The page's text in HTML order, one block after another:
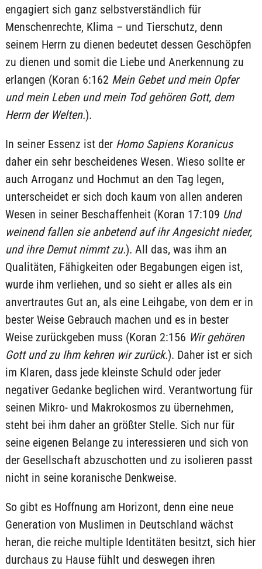
engagiert sich ganz selbstverständlich für
Menschenrechte, Klima – und Tierschutz, denn
seinem Herrn zu dienen bedeutet dessen Geschöpfen
zu dienen und somit die Liebe und Anerkennung zu
erlangen (Koran 6:162 Mein Gebet und mein Opfer
und mein Leben und mein Tod gehören Gott, dem
Herrn der Welten.).
In seiner Essenz ist der Homo Sapiens Koranicus
daher ein sehr bescheidenes Wesen. Wieso sollte er
auch Arroganz und Hochmut an den Tag legen,
unterscheidet er sich doch kaum von allen anderen
Wesen in seiner Beschaffenheit (Koran 17:109 Und
weinend fallen sie anbetend auf ihr Angesicht nieder,
und ihre Demut nimmt zu.). All das, was ihm an
Qualitäten, Fähigkeiten oder Begabungen eigen ist,
wurde ihm verliehen, und so sieht er alles als ein
anvertrautes Gut an, als eine Leihgabe, von dem er in
bester Weise Gebrauch machen und es in bester
Weise zurückgeben muss (Koran 2:156 Wir gehören
Gott und zu Ihm kehren wir zurück.). Daher ist er sich
im Klaren, dass jede kleinste Schuld oder jeder
negativer Gedanke beglichen wird. Verantwortung für
seinen Mikro- und Makrokosmos zu übernehmen,
steht bei ihm daher an größter Stelle. Sich nur für
seine eigenen Belange zu interessieren und sich von
der Gesellschaft abzuschotten und zu isolieren passt
nicht in seine koranische Denkweise.
So gibt es Hoffnung am Horizont, denn eine neue
Generation von Muslimen in Deutschland wächst
heran, die reiche multiple Identitäten besitzt, sich hier
durchaus zu Hause fühlt und deswegen ihren